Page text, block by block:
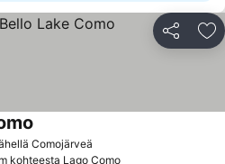
Jaa
Comojärveä
kohteesta Lago Como